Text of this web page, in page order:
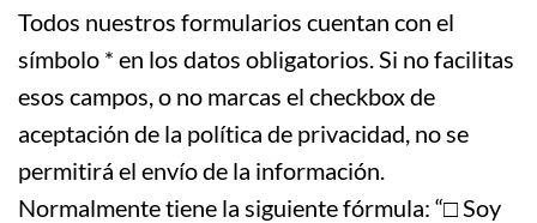
Todos nuestros formularios cuentan con el
símbolo * en los datos obligatorios. Si no facilitas
esos campos, o no marcas el checkbox de
aceptación de la política de privacidad, no se
permitirá el envío de la información.
Normalmente tiene la siguiente fórmula: “□ Soy